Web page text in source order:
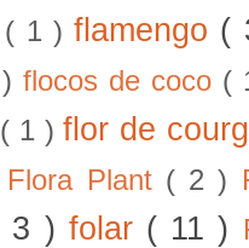
( 1 )flamengo (
)flocos de coco (
( 1 )flor de
Flora Plant ( 2 )
3 ) folar ( 11 )